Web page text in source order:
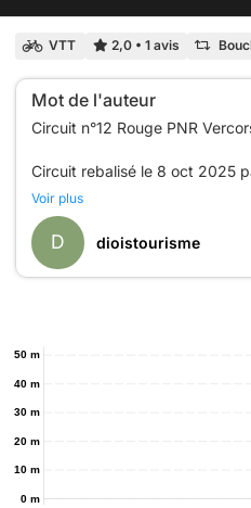
VTT 2,0 • 1 avis
Mot de l'auteur
Circuit n°12 Rouge PNR
Circuit rebalisé le 8 oct 2025
depuis Menée est très dure et
sportif. Possibilité de l'éviter
si besoin.Par contre la
Voir plus
D dioistourisme
0 m
10 m
20 m
30 m
40 m
50 m